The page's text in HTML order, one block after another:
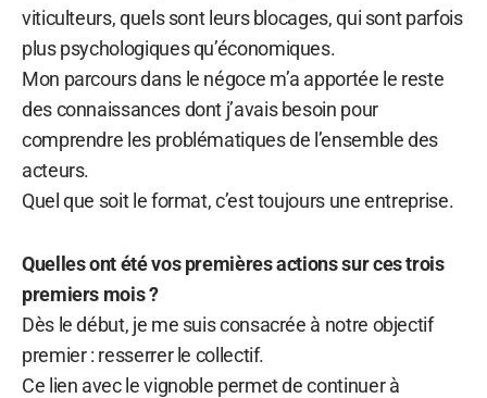
viticulteurs, quels sont leurs blocages, qui sont parfois
plus psychologiques qu’économiques.
Mon parcours dans le négoce m’a apportée le reste
des connaissances dont j’avais besoin pour
comprendre les problématiques de l’ensemble des
acteurs.
Quel que soit le format, c’est toujours une entreprise.
Quelles ont été vos premières actions sur ces trois
premiers mois ?
Dès le début, je me suis consacrée à notre objectif
premier : resserrer le collectif.
Ce lien avec le vignoble permet de continuer à